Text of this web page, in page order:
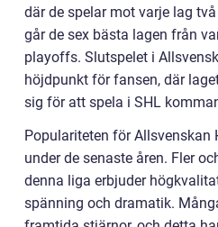
där de spelar mot varje lag
går de sex bästa lagen från
playoffs. Slutspelet i
höjdpunkt för fansen, där
sig för att spela i SHL
Populariteten för Allsvenskan
under de senaste åren. Fler
denna liga erbjuder
spänning och dramatik.